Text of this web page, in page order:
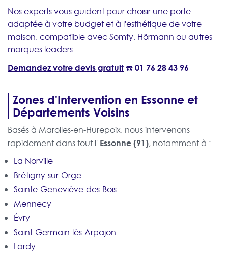
Nos experts vous guident pour choisir une porte
adaptée à votre budget et à l'esthétique de votre
maison, compatible avec Somfy, Hörmann ou autres
marques leaders.
Demandez votre devis gratuit☎️01 76 28 43 96
Zones d'Intervention en Essonne et
Départements Voisins
Basés à Marolles-en-Hurepoix, nous intervenons
rapidement dans tout l' Essonne (91), notamment à :
La Norville
Brétigny-sur-Orge
Sainte-Geneviève-des-Bois
Mennecy
Évry
Saint-Germain-lès-Arpajon
Lardy